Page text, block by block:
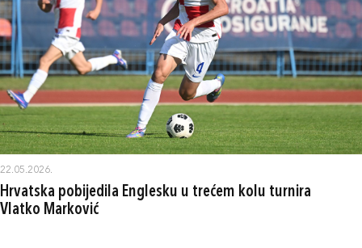
22.05.2026.
Hrvatska pobijedila Englesku u trećem kolu turnira
Vlatko Marković